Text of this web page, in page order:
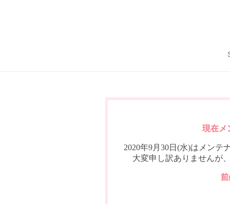
現在メ
2020年9月30日(水)はメンテ
大変申し訳ありませんが
前